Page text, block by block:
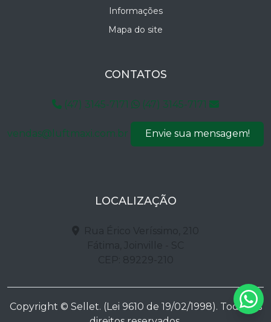
Informações
Mapa do site
CONTATOS
(47) 3145-7171 (47) 3145-7171
vendas@luftmaxi.com.br Envie sua mensagem!
LOCALIZAÇÃO
Rua Érico Veríssimo, 210
Fátima, Joinville - SC
CEP: 89229-210
Copyright © Sellet. (Lei 9610 de 19/02/1998). Todos os